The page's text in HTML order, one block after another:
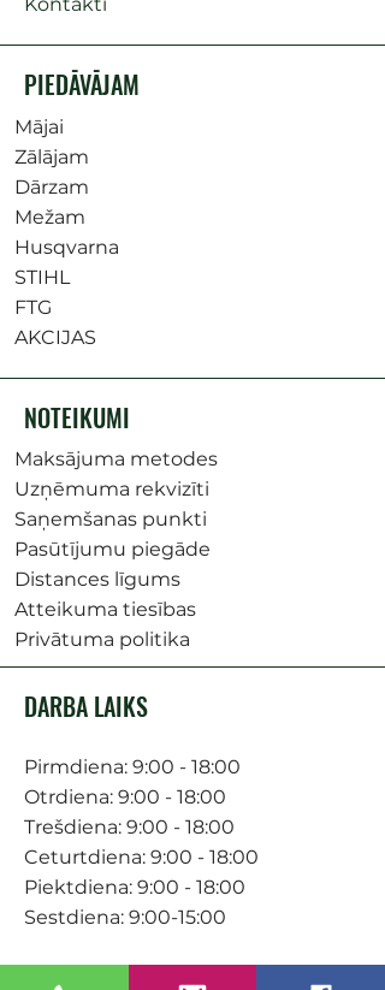
PIEDĀVĀJAM
Mājai
Zālājam
Dārzam
Mežam
Husqvarna
STIHL
FTG
AKCIJAS
NOTEIKUMI
Maksājuma metodes
Uzņēmuma rekvizīti
Saņemšanas punkti
Pasūtījumu piegāde
Distances līgums
Atteikuma tiesības
Privātuma politika
DARBA LAIKS
Pirmdiena: 9:00 - 18:00
Otrdiena: 9:00 - 18:00
Trešdiena: 9:00 - 18:00
Ceturtdiena: 9:00 - 18:00
Piektdiena: 9:00 - 18:00
Sestdiena: 9:00-15:00